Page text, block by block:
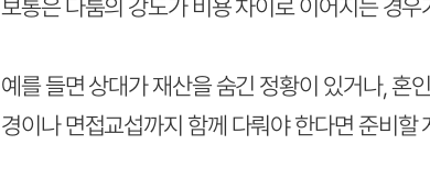
보통은 다툼의 강도가 비용 차이로 이어지는 경우
예를 들면 상대가 재산을 숨긴 정황이 있거나, 혼
경이나 면접교섭까지 함께 다뤄야 한다면 준비할